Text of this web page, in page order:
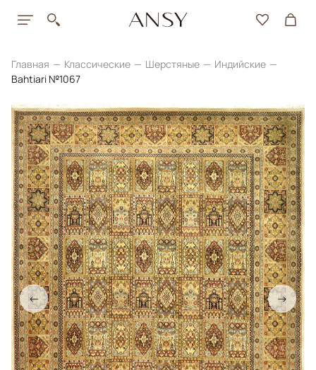
Главная Классические Шерстяные
Индийские
Bahtiari №1067
← →